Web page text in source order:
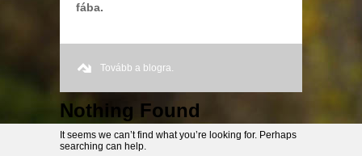
fába.
Tovább a blogra.
Nothing Found
It seems we can’t find what you’re looking for. Perhaps
searching can help.